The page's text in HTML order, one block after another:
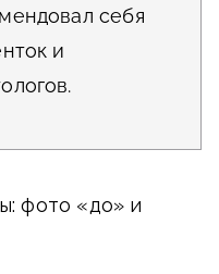
себя
и
фото «до» и